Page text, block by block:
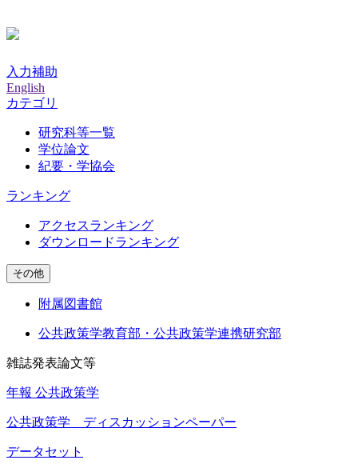
入力補助
English
カテゴリ
研究科等一覧
学位論文
紀要・学協会
ランキング
アクセスランキング
ダウンロードランキング
その他
附属図書館
公共政策学教育部・公共政策学連携研究部
雑誌発表論文等
年報 公共政策学
公共政策学 ディスカッションペーパー
データセット